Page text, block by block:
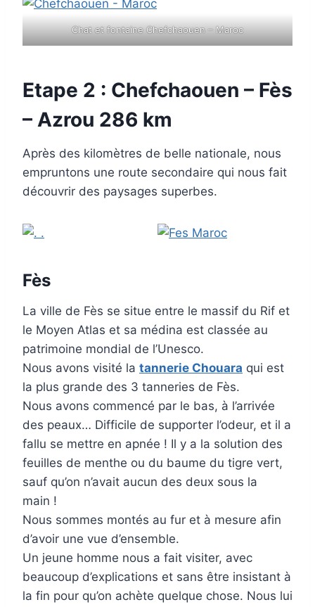
Chat et fontaine Chefchaouen – Maroc
Etape 2 : Chefchaouen – Fès
– Azrou 286 km
Après des kilomètres de belle nationale, nous
empruntons une route secondaire qui nous fait
découvrir des paysages superbes.
Fès
La ville de Fès se situe entre le massif du Rif et
le Moyen Atlas et sa médina est classée au
patrimoine mondial de l’Unesco.
Nous avons visité la tannerie Chouara qui est
la plus grande des 3 tanneries de Fès.
Nous avons commencé par le bas, à l’arrivée
des peaux… Difficile de supporter l’odeur, et il a
fallu se mettre en apnée ! Il y a la solution des
feuilles de menthe ou du baume du tigre vert,
sauf qu’on n’avait aucun des deux sous la
main !
Nous sommes montés au fur et à mesure afin
d’avoir une vue d’ensemble.
Un jeune homme nous a fait visiter, avec
beaucoup d’explications et sans être insistant à
la fin pour qu’on achète quelque chose. Nous lui